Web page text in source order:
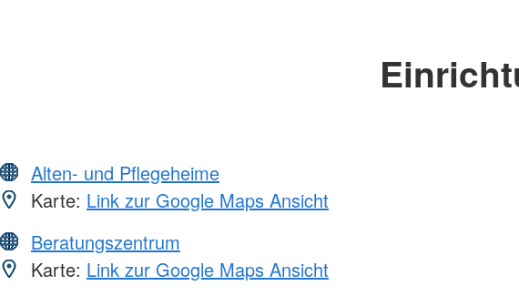
Alten- und Pflegeheime
Karte: Link zur Google Maps Ansicht
Beratungszentrum
Karte: Link zur Google Maps Ansicht